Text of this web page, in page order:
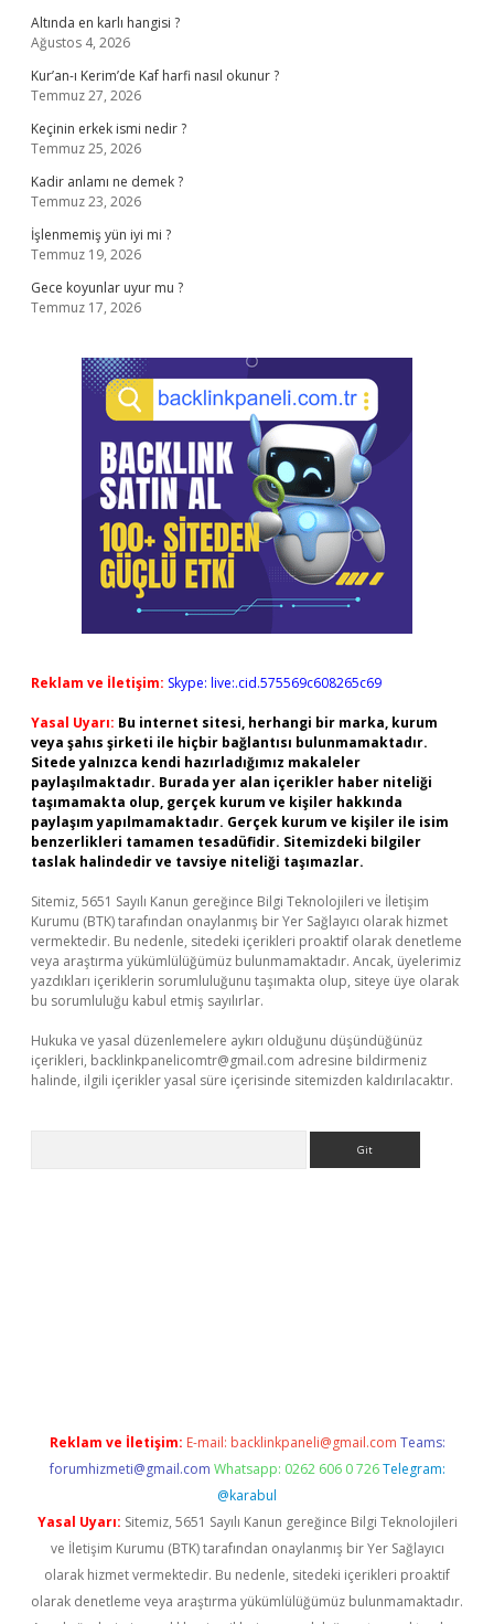
Altında en karlı hangisi ?
Ağustos 4, 2026
Kur’an-ı Kerim’de Kaf harfi nasıl okunur ?
Temmuz 27, 2026
Keçinin erkek ismi nedir ?
Temmuz 25, 2026
Kadir anlamı ne demek ?
Temmuz 23, 2026
İşlenmemiş yün iyi mi ?
Temmuz 19, 2026
Gece koyunlar uyur mu ?
Temmuz 17, 2026
Reklam ve İletişim: Skype: live:.cid.575569c608265c69
Yasal Uyarı: Bu internet sitesi, herhangi bir marka, kurum
veya şahıs şirketi ile hiçbir bağlantısı bulunmamaktadır.
Sitede yalnızca kendi hazırladığımız makaleler
paylaşılmaktadır. Burada yer alan içerikler haber niteliği
taşımamakta olup, gerçek kurum ve kişiler hakkında
paylaşım yapılmamaktadır. Gerçek kurum ve kişiler ile isim
benzerlikleri tamamen tesadüfidir. Sitemizdeki bilgiler
taslak halindedir ve tavsiye niteliği taşımazlar.
Sitemiz, 5651 Sayılı Kanun gereğince Bilgi Teknolojileri ve İletişim
Kurumu (BTK) tarafından onaylanmış bir Yer Sağlayıcı olarak hizmet
vermektedir. Bu nedenle, sitedeki içerikleri proaktif olarak denetleme
veya araştırma yükümlülüğümüz bulunmamaktadır. Ancak, üyelerimiz
yazdıkları içeriklerin sorumluluğunu taşımakta olup, siteye üye olarak
bu sorumluluğu kabul etmiş sayılırlar.
Hukuka ve yasal düzenlemelere aykırı olduğunu düşündüğünüz
içerikleri, backlinkpanelicomtr@gmail.com adresine bildirmeniz
halinde, ilgili içerikler yasal süre içerisinde sitemizden kaldırılacaktır.
Reklam ve İletişim: E-mail: backlinkpaneli@gmail.com Teams:
forumhizmeti@gmail.com Whatsapp: 0262 606 0 726 Telegram:
@karabul
Yasal Uyarı: Sitemiz, 5651 Sayılı Kanun gereğince Bilgi Teknolojileri
ve İletişim Kurumu (BTK) tarafından onaylanmış bir Yer Sağlayıcı
olarak hizmet vermektedir. Bu nedenle, sitedeki içerikleri proaktif
olarak denetleme veya araştırma yükümlülüğümüz bulunmamaktadır.